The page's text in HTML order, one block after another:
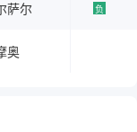
萨尔 负
奥